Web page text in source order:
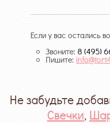
Если у вас остались
Звоните: 8 (495)
Пишите:
Не забудьте
Свечки,